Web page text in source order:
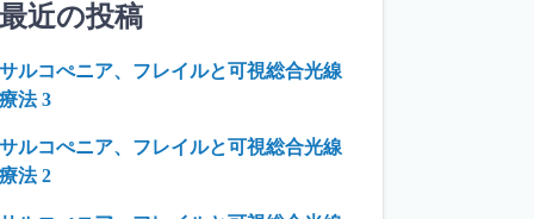
最近の投稿
サルコぺニア、フレイルと可視総合光線
療法 3
サルコぺニア、フレイルと可視総合光線
療法 2